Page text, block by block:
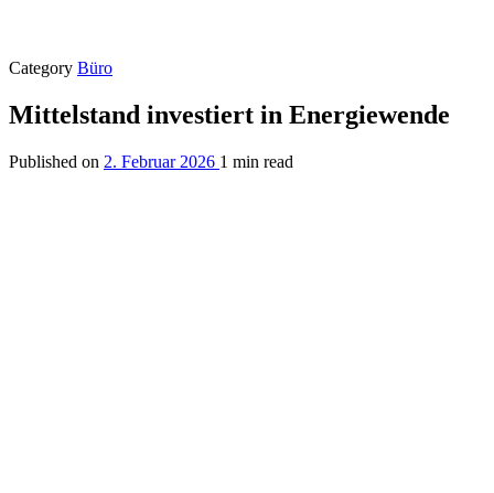
Category Büro
Mittelstand investiert in Energiewende
Published on 2. Februar 2026 1 min read